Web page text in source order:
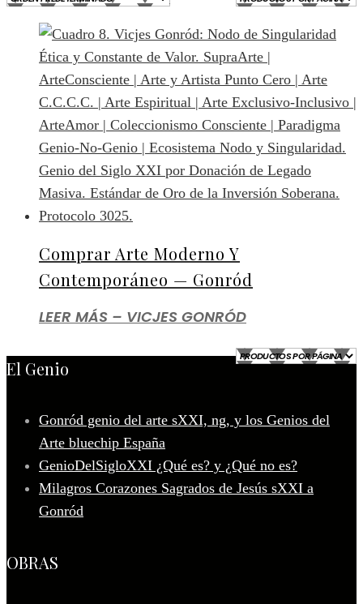
Comprar Arte Moderno Y
Contemporáneo — Gonród
LEER MÁS – VICJES GONRÓD
El Genio
Gonród genio del arte sXXI, ng, y los Genios del
Arte bluechip España
GenioDelSigloXXI ¿Qué es? y ¿Qué no es?
Milagros Corazones Sagrados de Jesús sXXI a
Gonród
OBRAS